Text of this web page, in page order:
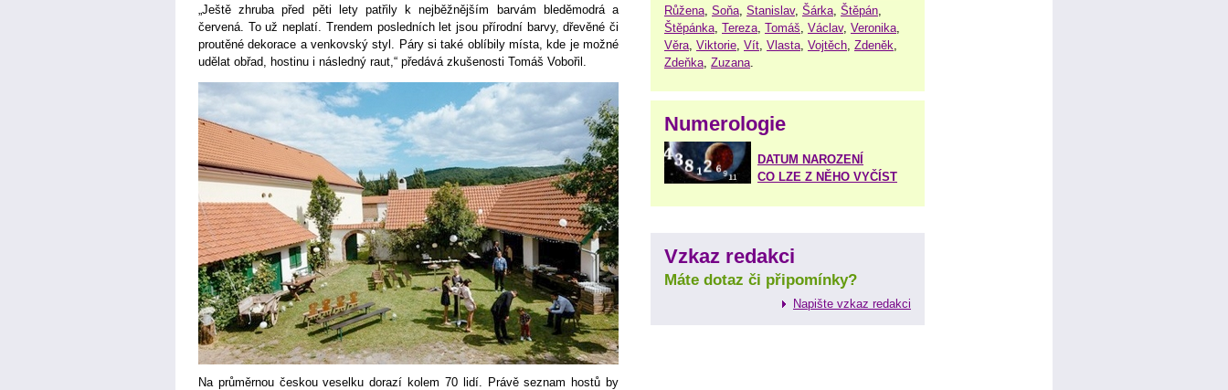
„Ještě zhruba před pěti lety patřily k nejběžnějším barvám bleděmodrá a
červená. To už neplatí. Trendem posledních let jsou přírodní barvy, dřevěné či
proutěné dekorace a venkovský styl. Páry si také oblíbily místa, kde je možné
udělat obřad, hostinu i následný raut,“ předává zkušenosti Tomáš Vobořil.
Na průměrnou českou veselku dorazí kolem 70 lidí. Právě seznam hostů by
Růžena Soňa Stanislav, Šárka Štěpán
Štěpánka Tereza Tomáš Václav, Veronika
Věra Viktorie Vít Vlasta Vojtěch Zdeněk
Zdeňka Zuzana
Numerologie
DATUM NAROZENÍ
CO LZE Z NĚHO VYČÍST
Vzkaz redakci
Máte dotaz či připomínky?
Napište vzkaz redakci